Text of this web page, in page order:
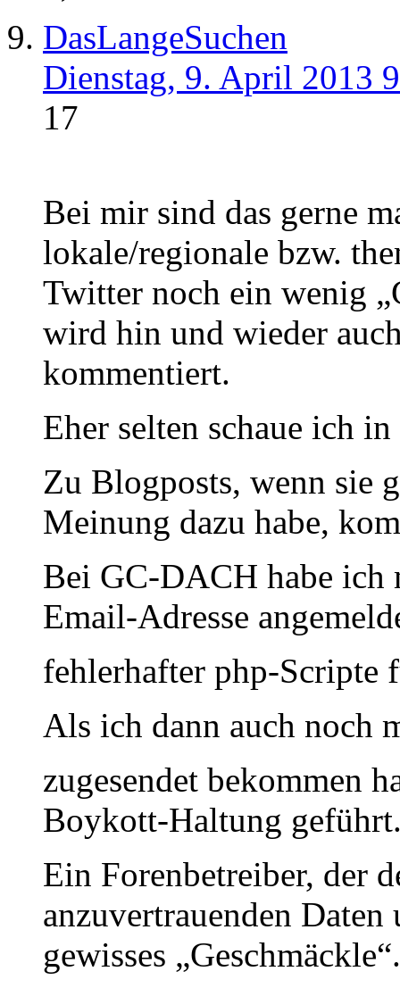
DasLangeSuchen
Dienstag, 9. April 2013
17
Bei mir sind das gerne
lokale/regionale bzw.
Twitter noch ein wenig
wird hin und wieder
kommentiert.
Eher selten schaue ich
Zu Blogposts, wenn sie
Meinung dazu habe,
Bei GC-DACH habe ich
Email-Adresse
fehlerhafter php-Scripte
Als ich dann auch noch
zugesendet bekommen
Boykott-Haltung
Ein Forenbetreiber, der
anzuvertrauenden
gewisses „Geschmäckle“.